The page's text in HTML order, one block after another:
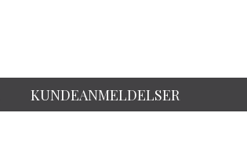
KUNDEANMELDELSER